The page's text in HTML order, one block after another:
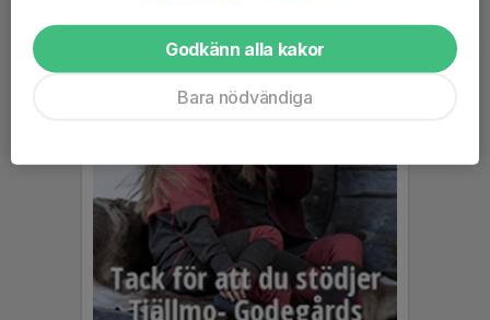
Godkänn alla kakor
Bara nödvändiga